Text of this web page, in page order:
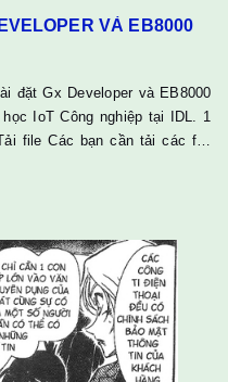
VÀ EB8000
đặt Gx Developer và EB8000
IoT Công nghiệp tại IDL. 1
file Các bạn cần tải các file
mô phỏng PLC Mitsubishi)
các bạn phải giải nén ra